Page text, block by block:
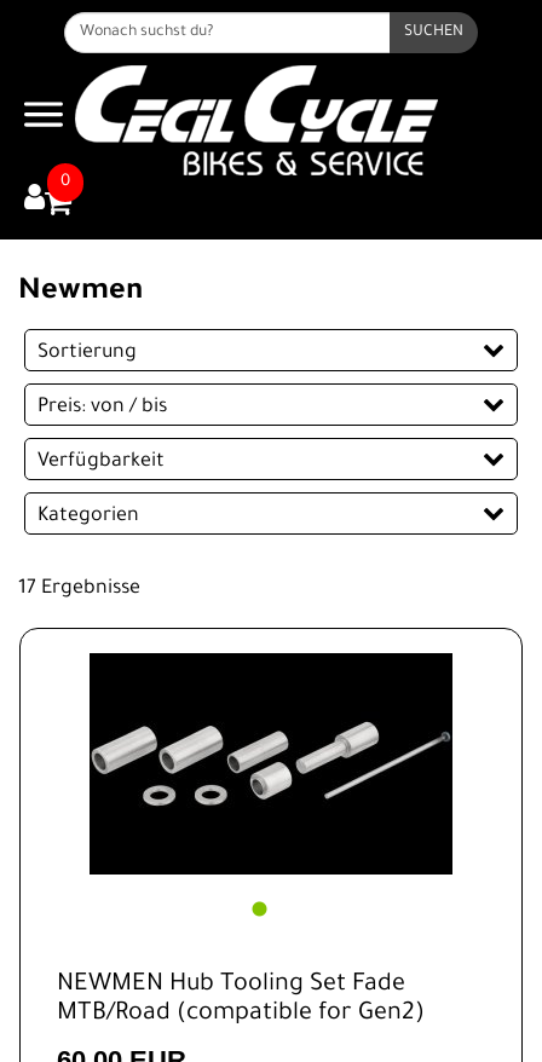
SUCHEN
0
Newmen
Sortierung
Preis: von / bis
EUR
EUR
Verfügbarkeit
Kategorien
17 Ergebnisse
NEWMEN Hub Tooling Set Fade
MTB/Road (compatible for Gen2)